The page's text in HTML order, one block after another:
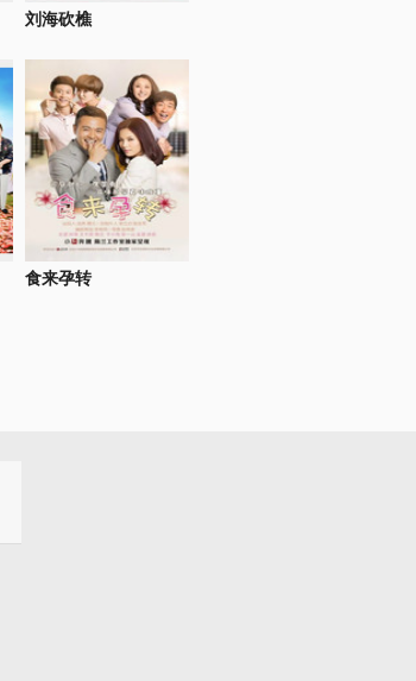
刘海砍樵
食来孕转